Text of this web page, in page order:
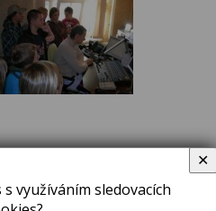
využíváním sledovacích
✕